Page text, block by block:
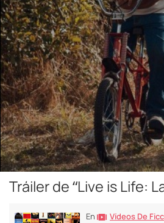
Tráiler de “Live is Life:
En Vídeos De